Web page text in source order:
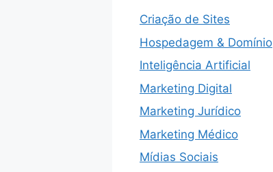
Criação de Sites
Hospedagem & Domínio
Inteligência Artificial
Marketing Digital
Marketing Jurídico
Marketing Médico
Mídias Sociais